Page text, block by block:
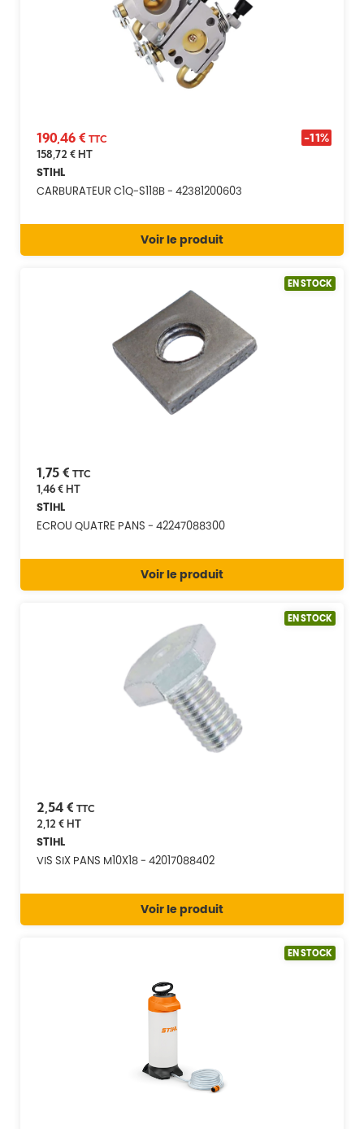
190,46 € TTC -11%
158,72 €HT
STIHL
CARBURATEUR C1Q-S118B - 42381200603
Voir le produit
EN STOCK
1,75 € TTC
1,46 €HT
STIHL
ECROU QUATRE PANS - 42247088300
Voir le produit
EN STOCK
2,54 € TTC
2,12 €HT
STIHL
VIS SIX PANS M10X18 - 42017088402
Voir le produit
EN STOCK